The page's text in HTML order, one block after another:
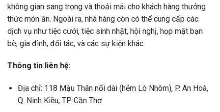
không gian sang trọng và thoải mái cho khách hàng thưởng
thức món ăn. Ngoài ra, nhà hàng còn có thể cung cấp các
dịch vụ như tiệc cưới, tiệc sinh nhật, hội nghị, họp mặt bạn
bè, gia đình, đối tác, và các sự kiện khác.
Thông tin liên hệ:
Địa chỉ: 118 Mậu Thân nối dài (hẻm Lò Nhôm), P. An Hoà,
Q. Ninh Kiều, TP. Cần Thơ